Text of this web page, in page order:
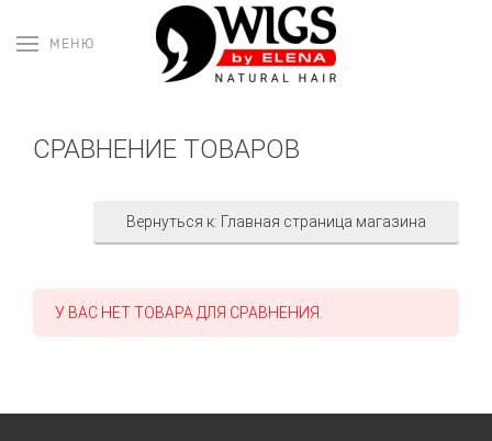
МЕНЮ
СРАВНЕНИЕ ТОВАРОВ
Вернуться к: Главная страница магазина
У ВАС НЕТ ТОВАРА ДЛЯ СРАВНЕНИЯ.